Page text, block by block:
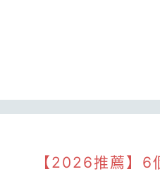
【2026推薦】6